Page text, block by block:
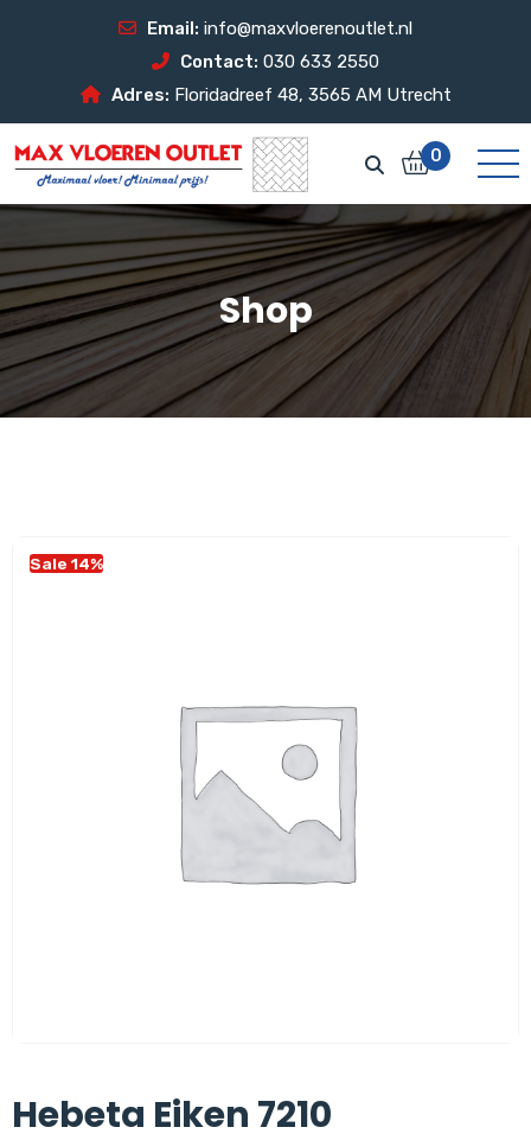
Email: info@maxvloerenoutlet.nl
Contact: 030 633 2550
Adres: Floridadreef 48, 3565 AM Utrecht
0
Shop
Sale 14%
Hebeta Eiken 7210